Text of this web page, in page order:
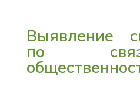
Выявление
по